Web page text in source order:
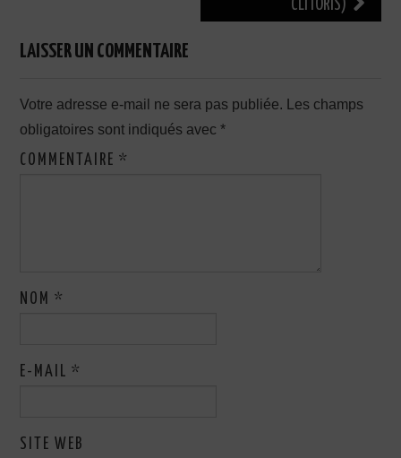
CLITORIS)
LAISSER UN COMMENTAIRE
Votre adresse e-mail ne sera pas publiée.
Les champs
obligatoires sont indiqués avec*
COMMENTAIRE*
NOM*
E-MAIL*
SITE WEB